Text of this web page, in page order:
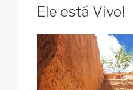
EM
Ele está Vivo!